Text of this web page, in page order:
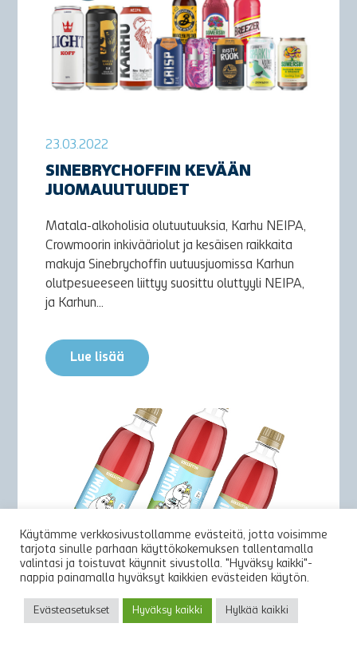
23.03.2022
SINEBRYCHOFFIN KEVÄÄN
JUOMAUUTUUDET
Matala-alkoholisia olutuutuuksia, Karhu NEIPA,
Crowmoorin inkivääriolut ja kesäisen raikkaita
makuja Sinebrychoffin uutuusjuomissa Karhun
olutpesueeseen liittyy suosittu oluttyyli NEIPA,
ja Karhun...
Lue lisää
16.02.2022
Käytämme verkkosivustollamme evästeitä, jotta voisimme
tarjota sinulle parhaan käyttökokemuksen tallentamalla
valintasi ja toistuvat käynnit sivustolla. "Hyväksy kaikki"-
nappia painamalla hyväksyt kaikkien evästeiden käytön.
Evästeasetukset Hyväksy kaikki Hylkää kaikki